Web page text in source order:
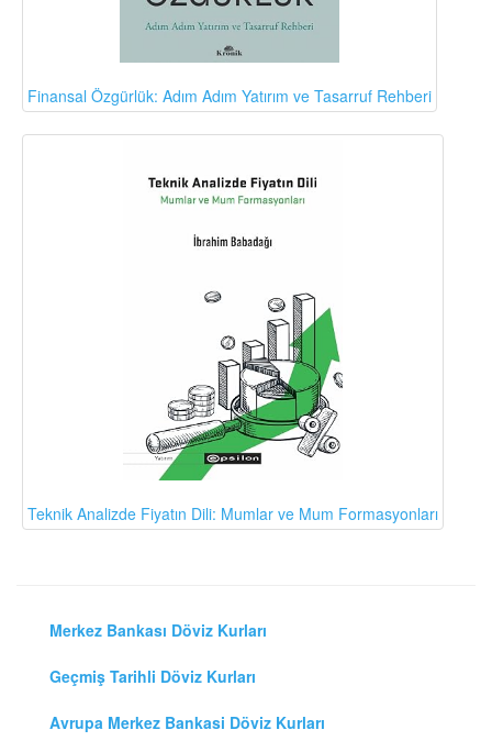
Finansal Özgürlük: Adım Adım Yatırım ve Tasarruf Rehberi
Teknik Analizde Fiyatın Dili: Mumlar ve Mum Formasyonları
Merkez Bankası Döviz Kurları
Geçmiş Tarihli Döviz Kurları
Avrupa Merkez Bankasi Döviz Kurları